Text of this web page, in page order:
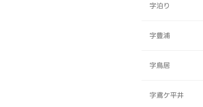
字泊り
字豊浦
字鳥居
字鳶ケ平井